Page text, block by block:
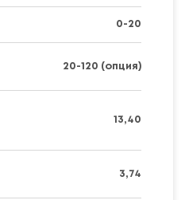
0-20
20-120 (опция)
13,40
3,74